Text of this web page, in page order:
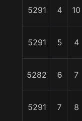
5291 4 10
5291 5 4
5282 6 7
5291 7 8